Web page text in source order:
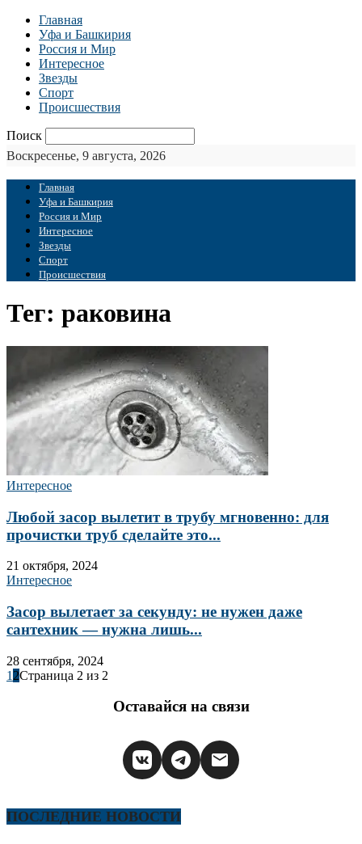
Главная
Уфа и Башкирия
Россия и Мир
Интересное
Звезды
Спорт
Происшествия
Поиск
Воскресенье, 9 августа, 2026
Главная
Уфа и Башкирия
Россия и Мир
Интересное
Звезды
Спорт
Происшествия
Тег: раковина
Интересное
Любой засор вылетит в трубу мгновенно: для
прочистки труб сделайте это...
21 октября, 2024
Интересное
Засор вылетает за секунду: не нужен даже
сантехник — нужна лишь...
28 сентября, 2024
1 2Страница 2 из 2
Оставайся на связи
ПОСЛЕДНИЕ НОВОСТИ